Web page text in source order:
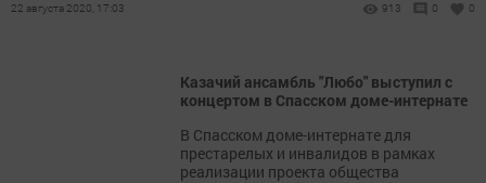
22 августа 2020, 17:03 913 0 0
Казачий ансамбль "Любо" выступил с
концертом в Спасском доме-интернате
В Спасском доме-интернате для
престарелых и инвалидов в рамках
реализации проекта общества